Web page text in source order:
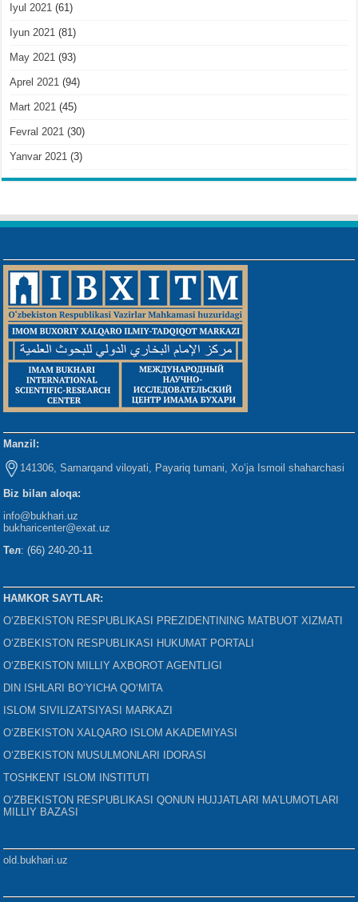
Iyul 2021 (61)
Iyun 2021 (81)
May 2021 (93)
Aprel 2021 (94)
Mart 2021 (45)
Fevral 2021 (30)
Yanvar 2021 (3)
Manzil:
141306, Samarqand viloyati, Payariq tumani, Xo‘ja Ismoil shaharchasi
Biz bilan aloqa:
info@bukhari.uz
bukharicenter@exat.uz
Тел: (66) 240-20-11
HAMKOR SAYTLAR:
O‘ZBEKISTON RESPUBLIKASI PREZIDENTINING MATBUOT XIZMATI
O‘ZBEKISTON RESPUBLIKASI HUKUMAT PORTALI
O‘ZBEKISTON MILLIY AXBOROT AGENTLIGI
DIN ISHLARI BO‘YICHA QO‘MITA
ISLOM SIVILIZATSIYASI MARKAZI
O‘ZBEKISTON XALQARO ISLOM AKADEMIYASI
O‘ZBEKISTON MUSULMONLARI IDORASI
TOSHKENT ISLOM INSTITUTI
O‘ZBEKISTON RESPUBLIKASI QONUN HUJJATLARI MA’LUMOTLARI
MILLIY BAZASI
old.bukhari.uz